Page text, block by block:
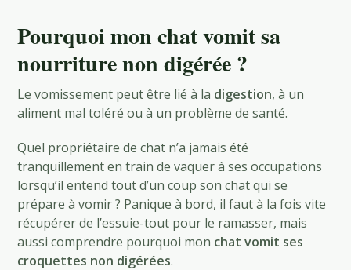
Pourquoi mon chat vomit sa
nourriture non digérée ?
Le vomissement peut être lié à la digestion, à un
aliment mal toléré ou à un problème de santé.
Quel propriétaire de chat n’a jamais été
tranquillement en train de vaquer à ses occupations
lorsqu’il entend tout d’un coup son chat qui se
prépare à vomir ? Panique à bord, il faut à la fois vite
récupérer de l’essuie-tout pour le ramasser, mais
aussi comprendre pourquoi mon chat vomit ses
croquettes non digérées.